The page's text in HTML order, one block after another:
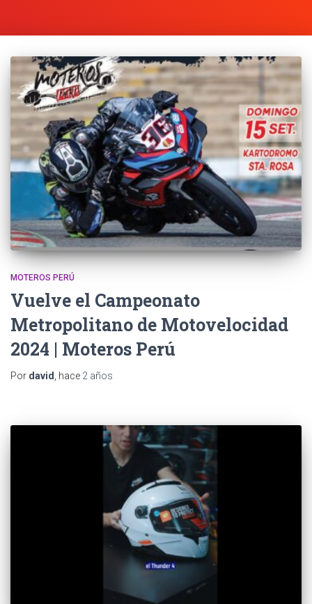
MOTEROS PERÚ
Vuelve el Campeonato
Metropolitano de Motovelocidad
2024 | Moteros Perú
Por david , hace 2 años